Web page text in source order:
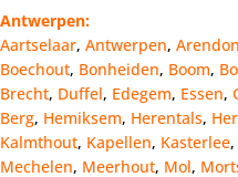
Antwerpen:
Aartselaar, Antwerpen,
Boechout, Bonheiden, Boom,
Brecht, Duffel, Edegem, Essen,
Berg, Hemiksem, Herentals,
Kalmthout, Kapellen, Kasterlee,
Mechelen, Meerhout, Mol,